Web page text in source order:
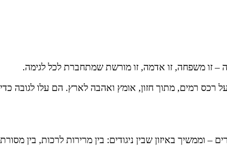
– זו משפחה, זו אדמה, זו מורשת שמתחברת לכל לגימה.
רכס רמים, מתוך חזון, אומץ ואהבה לארץ. הם עלו לגובה
באיזון שבין ניגודים: בין מרירות לרכות, בין